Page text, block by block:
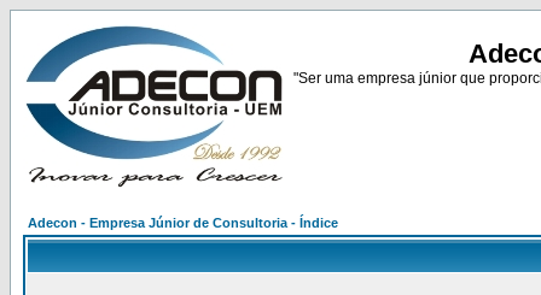
"Ser uma empresa júnior que
Adecon - Empresa Júnior de Consultoria - Índice